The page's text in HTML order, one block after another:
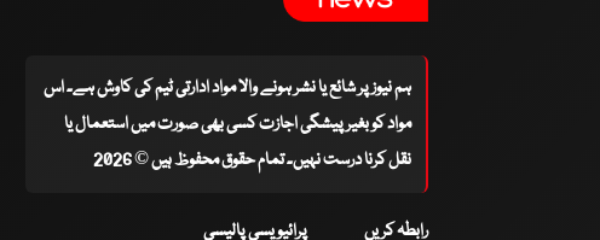
ہم نیوز پر شائع یا نشر ہونے والا مواد ادارتی ٹیم کی کاوش ہے۔ اس
مواد کو بغیر پیشگی اجازت کسی بھی صورت میں استعمال یا
نقل کرنا درست نہیں۔ تمام حقوق محفوظ ہیں © 2026
رابطہ کریں پرائیویسی پالیسی